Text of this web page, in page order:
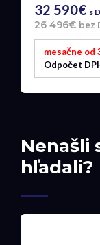
32 590€ s
26 496€ bez
mesačne od
Odpočet
Nenašli
hľadali?